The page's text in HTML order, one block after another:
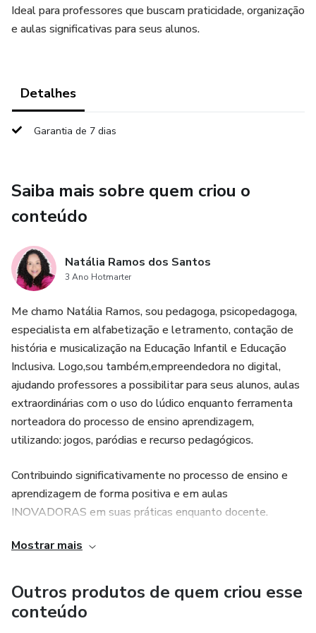
Ideal para professores que buscam praticidade, organização
e aulas significativas para seus alunos.
Detalhes
Garantia de 7 dias
Saiba mais sobre quem criou o
conteúdo
Natália Ramos dos Santos
3 Ano Hotmarter
Me chamo Natália Ramos, sou pedagoga, psicopedagoga,
especialista em alfabetização e letramento, contação de
história e musicalização na Educação Infantil e Educação
Inclusiva. Logo,sou também,empreendedora no digital,
ajudando professores a possibilitar para seus alunos, aulas
extraordinárias com o uso do lúdico enquanto ferramenta
norteadora do processo de ensino aprendizagem,
utilizando: jogos, paródias e recurso pedagógicos.
Contribuindo significativamente no processo de ensino e
aprendizagem de forma positiva e em aulas
INOVADORAS em suas práticas enquanto docente.
Mostrar mais
Outros produtos de quem criou esse
conteúdo